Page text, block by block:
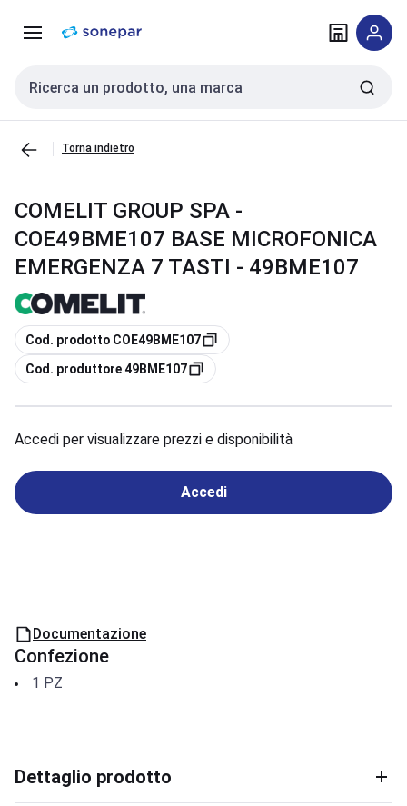
navigazione alla
Cerca input
Torna indietro
COMELIT GROUP SPA -
COE49BME107 BASE MICROFONICA
EMERGENZA 7 TASTI - 49BME107
copia
Cod. prodotto COE49BME107
copia
Cod. produttore 49BME107
Accedi per visualizzare prezzi e disponibilità
Accedi
Documentazione
Confezione
1 PZ
Dettaglio prodotto